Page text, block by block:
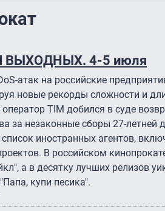
ВЫХОДНЫХ. 4-5 июля
атак на российские
новые рекорды сложности и
TIM добился в суде
за незаконные сборы 27-летней
иностранных агентов,
В российском
а в десятку лучших релизов
купи песика".